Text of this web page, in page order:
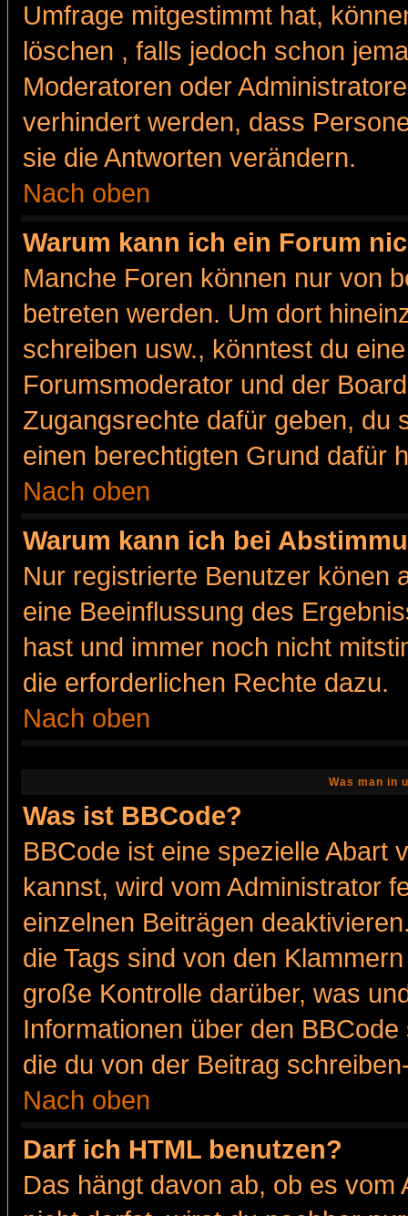
Umfrage mitgestimmt hat,
löschen , falls jedoch schon
Moderatoren oder
verhindert werden, dass
sie die Antworten verändern.
Nach oben
Warum kann ich ein Forum
Manche Foren können nur von
betreten werden. Um dort
schreiben usw., könntest du
Forumsmoderator und der
Zugangsrechte dafür geben, du
einen berechtigten Grund dafür
Nach oben
Warum kann ich bei
Nur registrierte Benutzer könen
eine Beeinflussung des
hast und immer noch nicht
die erforderlichen Rechte dazu.
Nach oben
Was man in
Was ist BBCode?
BBCode ist eine spezielle Abart
kannst, wird vom Administrator
einzelnen Beiträgen
die Tags sind von den
große Kontrolle darüber, was
Informationen über den
die du von der Beitrag
Nach oben
Darf ich HTML benutzen?
Das hängt davon ab, ob es